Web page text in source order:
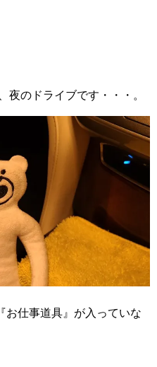
夜のドライブです・・・。
お仕事道具』が入っていな